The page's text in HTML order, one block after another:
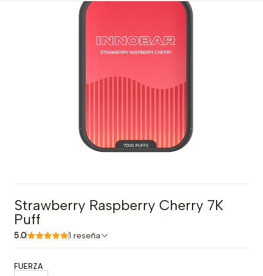
Strawberry Raspberry Cherry 7K
Puff
5.0 1 reseña
FUERZA